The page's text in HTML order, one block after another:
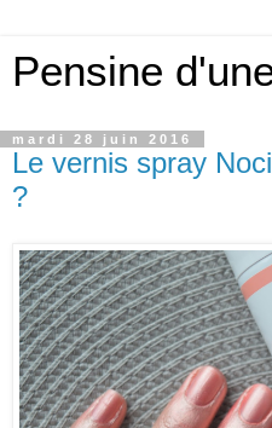
Pensine
mardi 28 juin 2016
Le vernis spray
?